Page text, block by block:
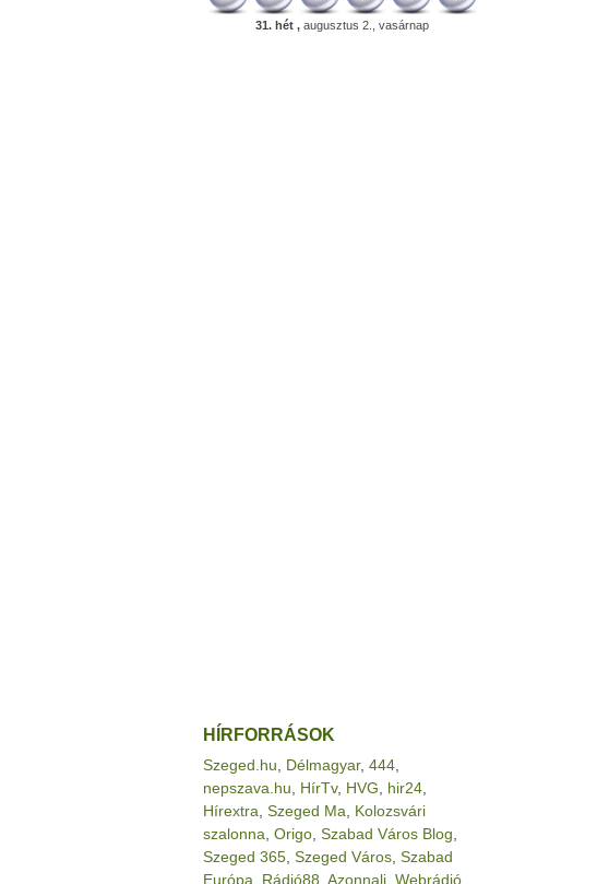
31. hét , augusztus 2., vasárnap
HÍRFORRÁSOK
Szeged.hu Délmagyar, 444
nepszava.hu
HírTv, HVG hir24
Hírextra Szeged Ma
Kolozsvári
szalonna Origo Szabad Város Blog
Szeged 365 Szeged Város Szabad
Európa
Rádió88 Azonnali Webrádió